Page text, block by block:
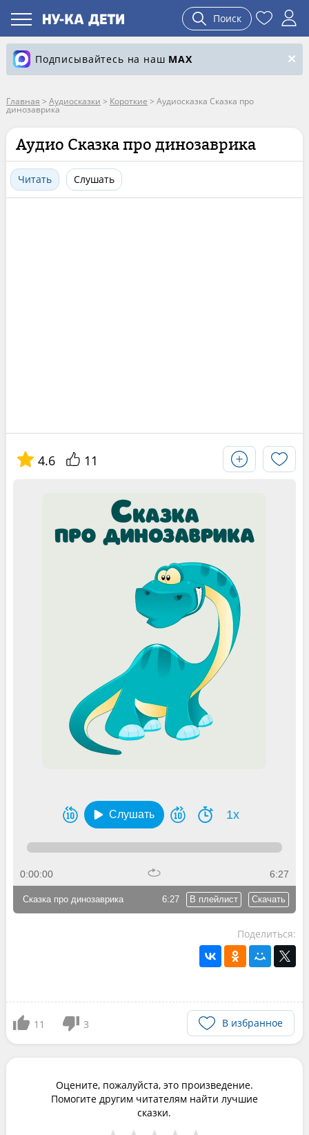
Поиск
Подписывайтесь на наш MAX
Главная > Аудиосказки > Короткие > Аудиосказка Сказка про
динозаврика
Аудио Сказка про динозаврика
Читать Слушать
4.6 11
Слушать 1x
0:00:00 6:27
6:27 В плейлист Скачать
Сказка про динозаврика
Поделиться:
11 3 В избранное
Оцените, пожалуйста, это произведение.
Помогите другим читателям найти лучшие
сказки.